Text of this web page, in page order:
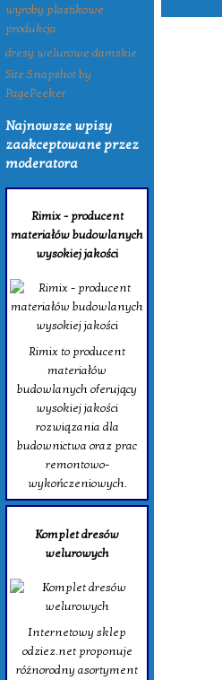
wyroby plastikowe
produkcja
dresy welurowe damskie
Site Snapshot by
PagePeeker
Najnowsze wpisy
zaakceptowane przez
moderatora
Rimix - producent
materiałów budowlanych
wysokiej jakości
Rimix to producent
materiałów
budowlanych oferujący
wysokiej jakości
rozwiązania dla
budownictwa oraz prac
remontowo-
wykończeniowych.
Komplet dresów
welurowych
Internetowy sklep
odziez.net proponuje
różnorodny asortyment